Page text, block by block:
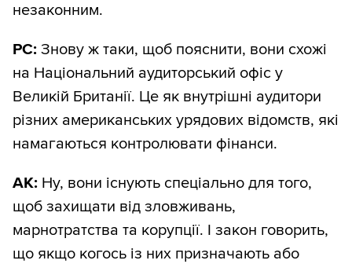
незаконним.
РС: Знову ж таки, щоб пояснити, вони схожі
на Національний аудиторський офіс у
Великій Британії. Це як внутрішні аудитори
різних американських урядових відомств, які
намагаються контролювати фінанси.
АК: Ну, вони існують спеціально для того,
щоб захищати від зловживань,
марнотратства та корупції. І закон говорить,
що якщо когось із них призначають або